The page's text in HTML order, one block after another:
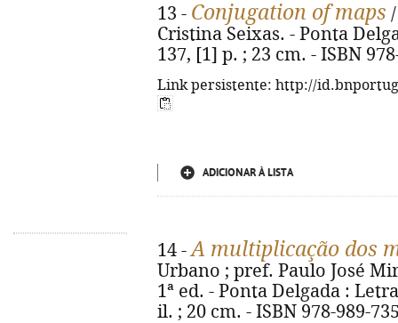
13 - Conjugation of maps
Cristina Seixas. - Ponta
137, [1] p. ; 23 cm. - ISBN
Link persistente: http://
ADICIONAR À LISTA
14 -A multiplicação dos
Urbano ; pref. Paulo José
1ª ed. - Ponta Delgada :
il. ; 20 cm. - ISBN 978-989-